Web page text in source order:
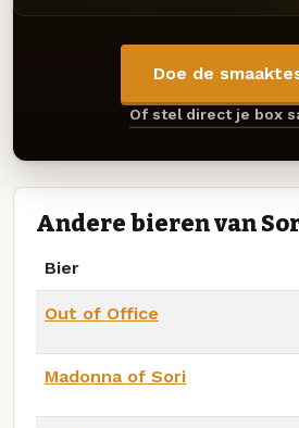
Doe de
Of stel direct je box
Andere bieren van
Bier
Out of Office
Madonna of Sori